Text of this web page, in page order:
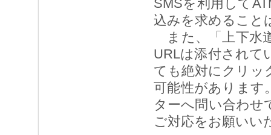
SMSを利用して
込みを求めること
また、「上下水
URLは添付されて
ても絶対にクリッ
可能性があります
ターへ問い合わせ
ご対応をお願いい